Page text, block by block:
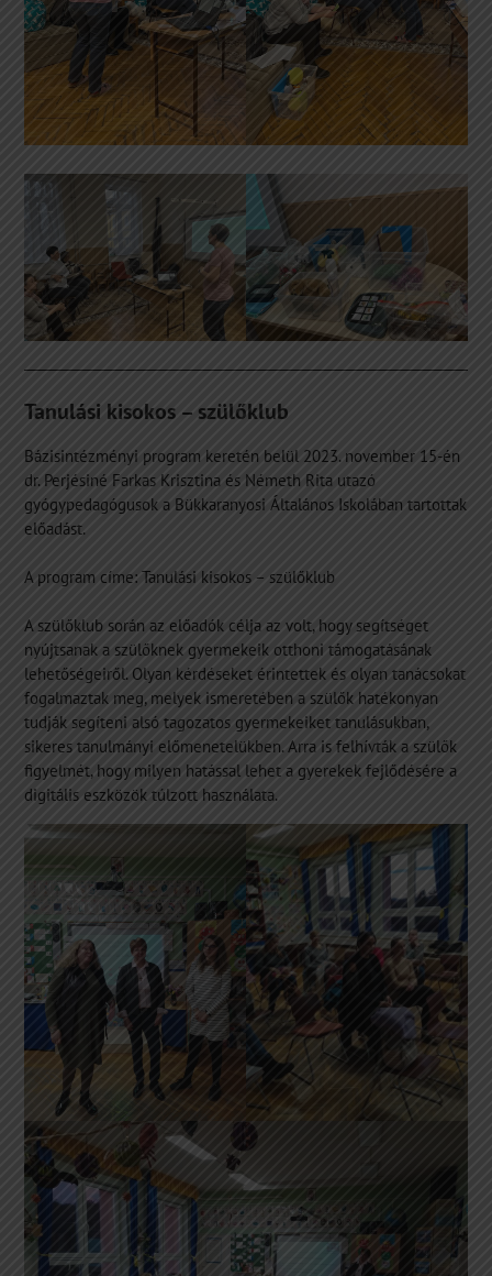
Tanulási kisokos – szülőklub
Bázisintézményi program keretén belül 2023. november 15-én
dr. Perjésiné Farkas Krisztina és Németh Rita utazó
gyógypedagógusok a Bükkaranyosi Általános Iskolában tartottak
előadást.
A program címe: Tanulási kisokos – szülőklub
A szülőklub során az előadók célja az volt, hogy segítséget
nyújtsanak a szülőknek gyermekeik otthoni támogatásának
lehetőségeiről. Olyan kérdéseket érintettek és olyan tanácsokat
fogalmaztak meg, melyek ismeretében a szülők hatékonyan
tudják segíteni alsó tagozatos gyermekeiket tanulásukban,
sikeres tanulmányi előmenetelükben. Arra is felhívták a szülők
figyelmét, hogy milyen hatással lehet a gyerekek fejlődésére a
digitális eszközök túlzott használata.